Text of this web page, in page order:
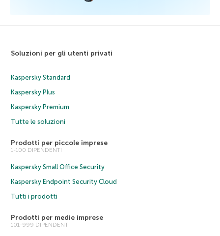
Soluzioni per gli utenti privati
Kaspersky Standard
Kaspersky Plus
Kaspersky Premium
Tutte le soluzioni
Prodotti per piccole imprese
1-100 DIPENDENTI
Kaspersky Small Office Security
Kaspersky Endpoint Security Cloud
Tutti i prodotti
Prodotti per medie imprese
101-999 DIPENDENTI